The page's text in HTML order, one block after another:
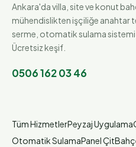
Ankara'da villa, site ve konut
mühendislikten işçiliğe anahtar
serme, otomatik sulama
Ücretsiz keşif.
0506 162 03 46
Tüm HizmetlerPeyzaj Uygulama
Otomatik SulamaPanel Çit